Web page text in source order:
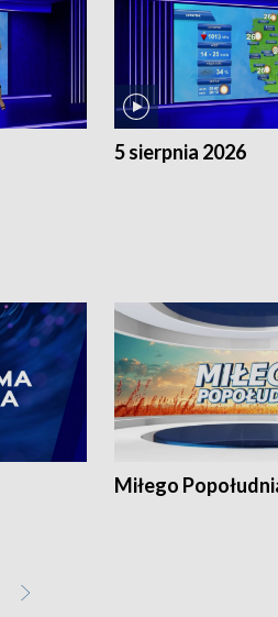
5 sierpnia 2026
Miłego